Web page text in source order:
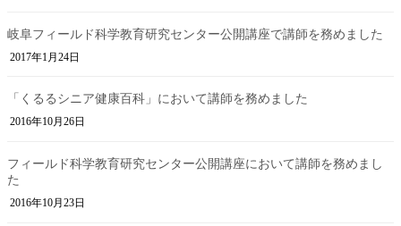
岐阜フィールド科学教育研究センター公開講座で講師を務めました
2017年1月24日
「くるるシニア健康百科」において講師を務めました
2016年10月26日
フィールド科学教育研究センター公開講座において講師を務めまし
た
2016年10月23日